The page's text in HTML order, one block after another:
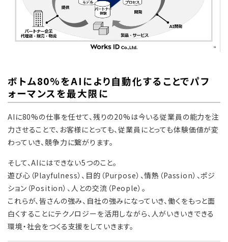
ボトム80%をAIにより自動化することでパフ
ォーマンスを最大限に
AIに80%の仕事を任せて、残りの20%は今いる従業員の能力を注
力させることで、お客様にとっても、従業員にとっても体験価値が変
わっていき、競争力に繋がります。
そして、AIにはできない5つのこと。
遊び心（Playfulness）、目的（Purpose）、情熱（Passion）、ポジ
ション（Position）、人との交流（People）。
これらが、皆さんの強み、自社の強みになっていき、働くをもっと面
白くすることにテクノロジーを活用しながら、人がいきいきできる
環境・社会をつくる支援をしていきます。